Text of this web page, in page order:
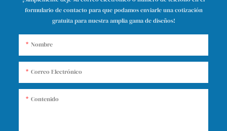
formulario de contacto para que podamos enviarle una cotización
gratuita para nuestra amplia gama de diseños!
Nombre
Correo Electrónico
Contenido